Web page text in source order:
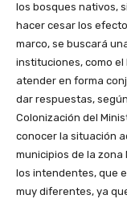
los bosques nativos,
hacer cesar los
marco, se buscará
instituciones, como el
atender en forma
dar respuestas,
Colonización del
conocer la situación
municipios de la
los intendentes, que
muy diferentes, ya